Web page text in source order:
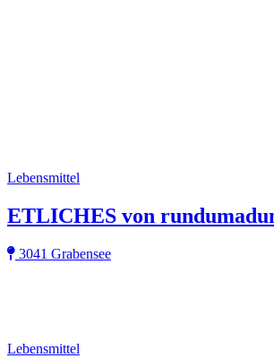
Lebensmittel
ETLICHES von
3041 Grabensee
Lebensmittel